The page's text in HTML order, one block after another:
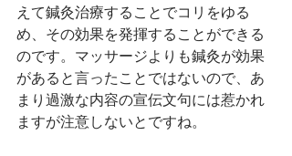
えて鍼灸治療することでコリをゆる
め、その効果を発揮することができる
のです。マッサージよりも鍼灸が効果
があると言ったことではないので、あ
まり過激な内容の宣伝文句には惹かれ
ますが注意しないとですね。